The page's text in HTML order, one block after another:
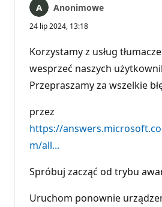
Anonimowe
24 lip 2024, 13:18
Korzystamy z usług
wesprzeć naszych
Przepraszamy za wszelkie
przez
https://
m/all...
Spróbuj zacząć od trybu
Uruchom ponownie